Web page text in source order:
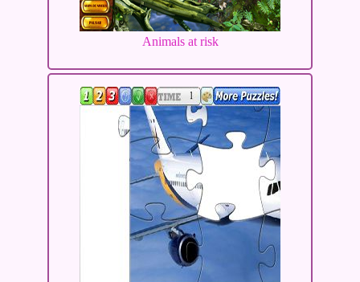
Animals at risk